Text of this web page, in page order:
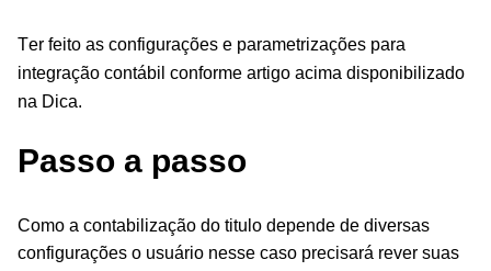
Ter feito as configurações e parametrizações para
integração contábil conforme artigo acima disponibilizado
na Dica.
Passo a passo
Como a contabilização do titulo depende de diversas
configurações o usuário nesse caso precisará rever suas